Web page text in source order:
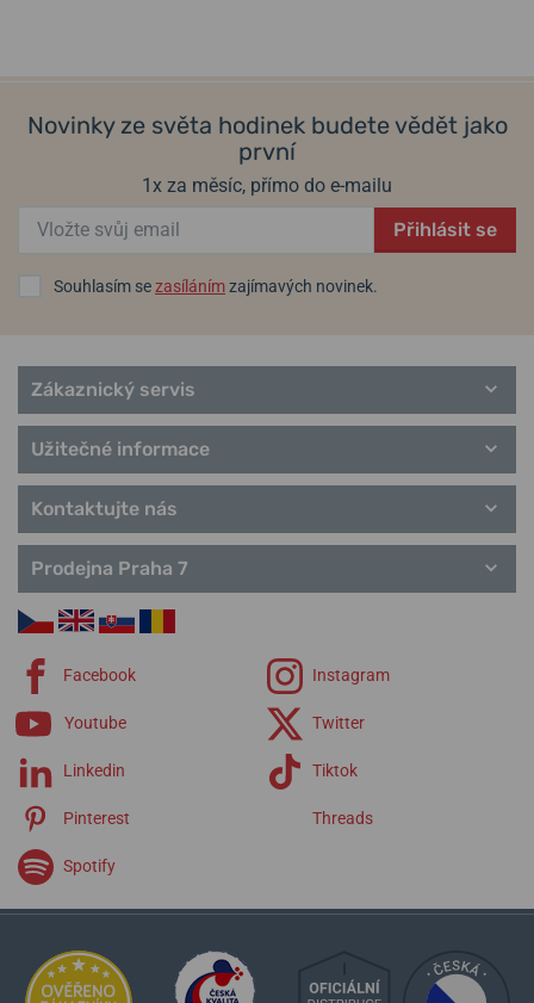
Ceramic
Chrono Bike
Elegance
Novinky ze světa hodinek budete vědět jako
první
1x za měsíc, přímo do e-mailu
Přihlásit se
Souhlasím sezasílánímzajímavých novinek.
Zákaznický servis
Užitečné informace
Kontaktujte nás
Prodejna Praha 7
Facebook Instagram
Youtube Twitter
Linkedin Tiktok
Pinterest Threads
Spotify